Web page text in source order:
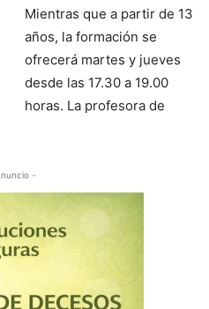
Mientras que a partir de 13
años, la formación se
ofrecerá martes y jueves
desde las 17.30 a 19.00
horas. La profesora de
-